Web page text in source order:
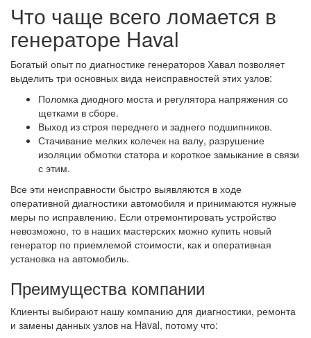
Что чаще всего ломается в
генераторе Haval
Богатый опыт по диагностике генераторов Хавал позволяет
выделить три основных вида неисправностей этих узлов:
Поломка диодного моста и регулятора напряжения со
щетками в сборе.
Выход из строя переднего и заднего подшипников.
Стачивание мелких колечек на валу, разрушение
изоляции обмотки статора и короткое замыкание в связи
с этим.
Все эти неисправности быстро выявляются в ходе
оперативной диагностики автомобиля и принимаются нужные
меры по исправлению. Если отремонтировать устройство
невозможно, то в наших мастерских можно купить новый
генератор по приемлемой стоимости, как и оперативная
установка на автомобиль.
Преимущества компании
Клиенты выбирают нашу компанию для диагностики, ремонта
и замены данных узлов на Haval, потому что: